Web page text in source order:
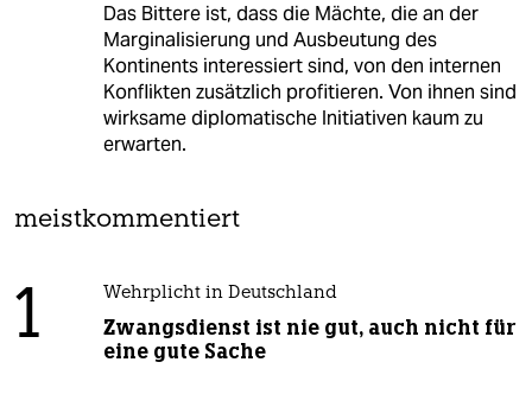
Das Bittere ist, dass die Mächte, die an der
Marginalisierung und Ausbeutung des
Kontinents interessiert sind, von den internen
Konflikten zusätzlich profitieren. Von ihnen sind
wirksame diplomatische Initiativen kaum zu
erwarten.
meistkommentiert
1 Wehrplicht in Deutschland
Zwangsdienst ist nie gut, auch nicht für
eine gute Sache